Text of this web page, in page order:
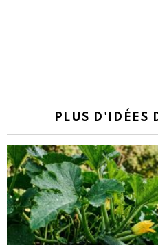
PLUS D'IDÉES